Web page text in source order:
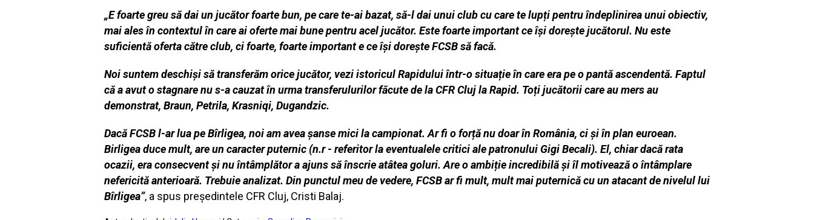
„E foarte greu să dai un jucător foarte bun, pe care te-ai bazat, să-l dai unui club cu care te lupți pentru îndeplinirea unui obiectiv,
mai ales în contextul în care ai oferte mai bune pentru acel jucător. Este foarte important ce își dorește jucătorul. Nu este
suficientă oferta către club, ci foarte, foarte important e ce își dorește FCSB să facă.
Noi suntem deschiși să transferăm orice jucător, vezi istoricul Rapidului într-o situație în care era pe o pantă ascendentă. Faptul
că a avut o stagnare nu s-a cauzat în urma transferulurilor făcute de la CFR Cluj la Rapid. Toți jucătorii care au mers au
demonstrat, Braun, Petrila, Krasniqi, Dugandzic.
Dacă FCSB l-ar lua pe Bîrligea, noi am avea șanse mici la campionat. Ar fi o forță nu doar în România, ci și în plan euroean.
Birligea duce mult, are un caracter puternic (n.r - referitor la eventualele critici ale patronului Gigi Becali). El, chiar dacă rata
ocazii, era consecvent și nu întâmplător a ajuns să înscrie atâtea goluri. Are o ambiție incredibilă și îl motivează o întâmplare
nefericită anterioară. Trebuie analizat. Din punctul meu de vedere, FCSB ar fi mult, mult mai puternică cu un atacant de nivelul lui
Bîrligea”, a spus președintele CFR Cluj, Cristi Balaj.